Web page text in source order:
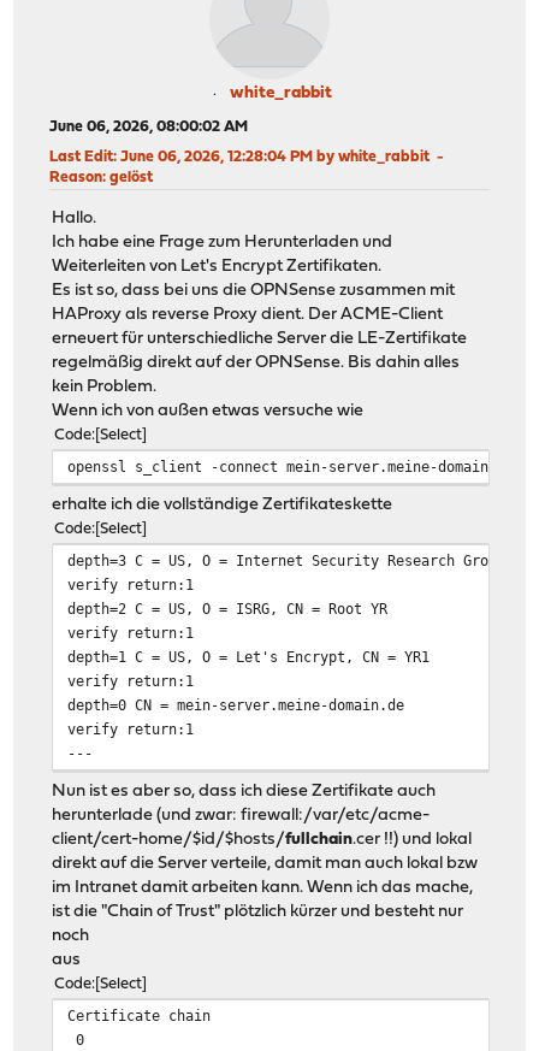
white_rabbit
June 06, 2026, 08:00:02 AM
Last Edit: June 06, 2026, 12:28:04 PM by white_rabbit
Reason: gelöst
Hallo.
Ich habe eine Frage zum Herunterladen und
Weiterleiten von Let's Encrypt Zertifikaten.
Es ist so, dass bei uns die OPNSense zusammen mit
HAProxy als reverse Proxy dient. Der ACME-Client
erneuert für unterschiedliche Server die LE-Zertifikate
regelmäßig direkt auf der OPNSense. Bis dahin alles
kein Problem.
Wenn ich von außen etwas versuche wie
Code Select
openssl s_client -connect mein-server.meine-
erhalte ich die vollständige Zertifikateskette
Code Select
depth=3 C = US, O = Internet Security Research Group,
verify return:1
depth=2 C = US, O = ISRG, CN = Root YR
verify return:1
depth=1 C = US, O = Let's Encrypt, CN = YR1
verify return:1
depth=0 CN = mein-server.meine-domain.de
verify return:1
---
Nun ist es aber so, dass ich diese Zertifikate auch
herunterlade (und zwar: firewall:/var/etc/acme-
client/cert-home/$id/$hosts/fullchain.cer !!) und lokal
direkt auf die Server verteile, damit man auch lokal bzw
im Intranet damit arbeiten kann. Wenn ich das mache,
ist die "Chain of Trust" plötzlich kürzer und besteht nur
noch
aus
Code Select
Certificate chain
0